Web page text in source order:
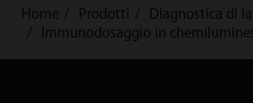
Home Prodotti
Diagnostica di
Immunodosaggio in